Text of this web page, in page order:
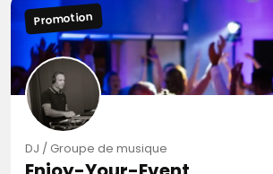
Promotion
DJ / Groupe de musique